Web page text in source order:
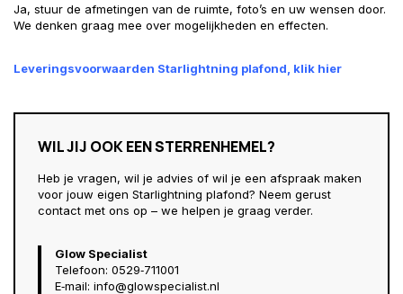
Ja, stuur de afmetingen van de ruimte, foto’s en uw wensen door.
We denken graag mee over mogelijkheden en effecten.
Leveringsvoorwaarden Starlightning plafond, klik hier
WIL JIJ OOK EEN STERRENHEMEL?
Heb je vragen, wil je advies of wil je een afspraak maken
voor jouw eigen Starlightning plafond? Neem gerust
contact met ons op – we helpen je graag verder.
Glow Specialist
Telefoon: 0529‑711001
E‑mail: info@glowspecialist.nl